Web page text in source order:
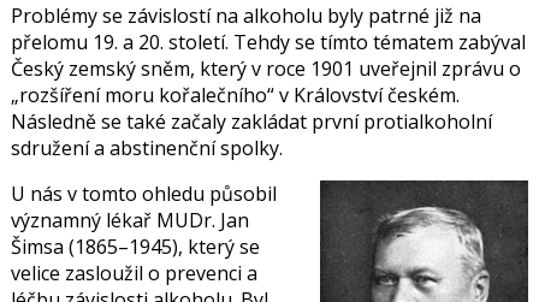
Problémy se závislostí na alkoholu byly patrné již na
přelomu 19. a 20. století. Tehdy se tímto tématem zabýval
Český zemský sněm, který v roce 1901 uveřejnil zprávu o
„rozšíření moru kořalečního“ v Království českém.
Následně se také začaly zakládat první protialkoholní
sdružení a abstinenční spolky.
U nás v tomto ohledu působil
významný lékař MUDr. Jan
Šimsa (1865–1945), který se
velice zasloužil o prevenci a